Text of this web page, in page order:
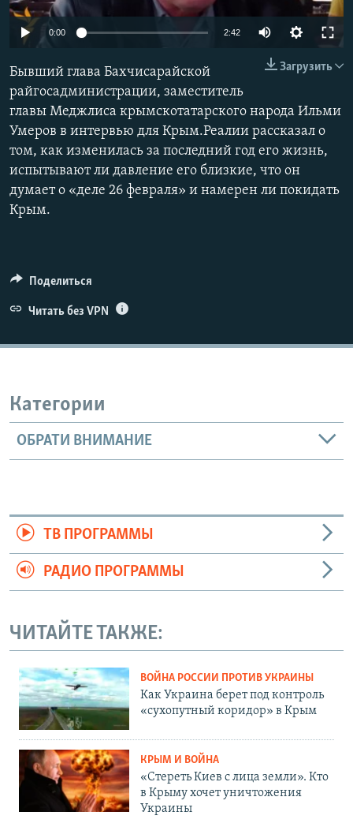
ПОБЕДИТЕЛЕЙ НЕ СУДЯТ?
КРЫМ.НЕПОКОРЕННЫЙ
ELIFBE
УКРАИНСКАЯ ПРОБЛЕМА КРЫМА
ПРИСОЕДИНЯЙТЕСЬ!
Все сайты RFE/RL
0:00 2:42
Загрузить
Бывший глава Бахчисарайской
райгосадминистрации, заместитель
главы Меджлиса крымскотатарского народа Ильми
Умеров в интервью для Крым.Реалии рассказал о
том, как изменилась за последний год его жизнь,
испытывают ли давление его близкие, что он
думает о «деле 26 февраля» и намерен ли покидать
Крым.
Поделиться
Читать без VPN
Категории
ОБРАТИ ВНИМАНИЕ
ТВ ПРОГРАММЫ
РАДИО ПРОГРАММЫ
ЧИТАЙТЕ ТАКЖЕ:
ВОЙНА РОССИИ ПРОТИВ УКРАИНЫ
Как Украина берет под контроль
«сухопутный коридор» в Крым
КРЫМ И ВОЙНА
«Стереть Киев с лица земли». Кто
в Крыму хочет уничтожения
Украины